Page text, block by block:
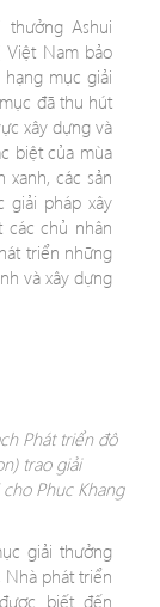
Ashui
Nam bảo
mục giải
đã thu hút
xây dựng và
biệt của mùa
các sản
giải pháp xây
chủ nhân
triển những
và xây dựng
Phát triển đô
trao giải
Phuc Khang
giải thưởng
Nhà phát triển
biết đến